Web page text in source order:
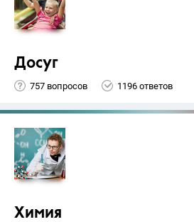
Досуг
757 вопросов 1196 ответов
Химия